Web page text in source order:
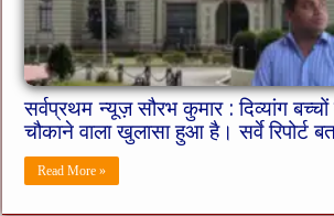
सर्वप्रथम न्यूज़ सौरभ कुमार : दिव्यांग
चौकाने वाला खुलासा हुआ है। सर्वे रिपोर्ट
Read More »